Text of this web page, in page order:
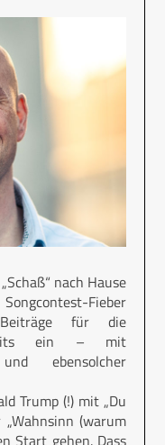
nach Hause
Fieber
für die
ein – mit
ebensolcher
Trump (!) mit „Du
(warum
Start gehen. Dass